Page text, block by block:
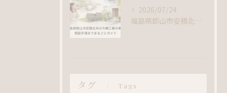
2026/07/24
福島県郡山市安積北井の外構工事の事例｜相談手順までまるごとガイド
タグ Tags